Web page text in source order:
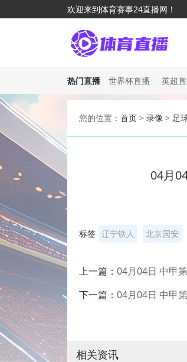
欢迎来到体育赛事24直播网！
热门直播 世界杯直播 英超
您的位置： 首页 > 录像 > 足
04月
标签 辽宁铁人 北京国安
上一篇： 04月04日 中甲
下一篇： 04月04日 中甲
相关资讯